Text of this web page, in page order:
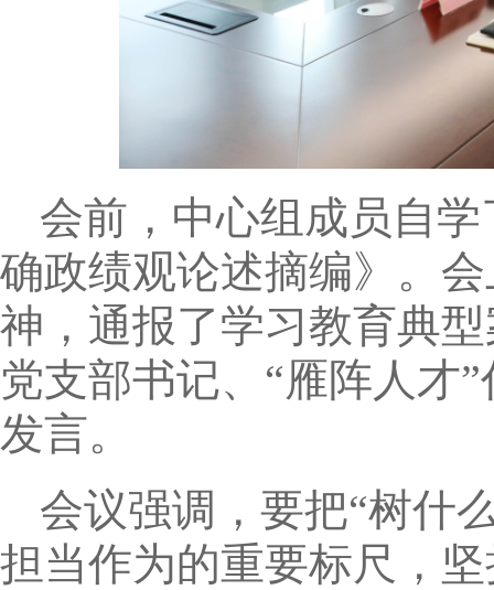
会前，中心组成员自
确政绩观论述摘编》。
神，通报了学习教育典
党支部书记、“雁阵人才
发言。
会议强调，要把“树什
担当作为的重要标尺，